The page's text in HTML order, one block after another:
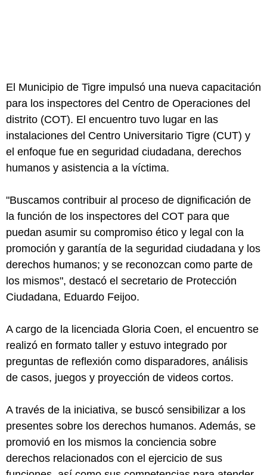
El Municipio de Tigre impulsó una nueva capacitación
para los inspectores del Centro de Operaciones del
distrito (COT). El encuentro tuvo lugar en las
instalaciones del Centro Universitario Tigre (CUT) y
el enfoque fue en seguridad ciudadana, derechos
humanos y asistencia a la víctima.
"Buscamos contribuir al proceso de dignificación de
la función de los inspectores del COT para que
puedan asumir su compromiso ético y legal con la
promoción y garantía de la seguridad ciudadana y los
derechos humanos; y se reconozcan como parte de
los mismos", destacó el secretario de Protección
Ciudadana, Eduardo Feijoo.
A cargo de la licenciada Gloria Coen, el encuentro se
realizó en formato taller y estuvo integrado por
preguntas de reflexión como disparadores, análisis
de casos, juegos y proyección de videos cortos.
A través de la iniciativa, se buscó sensibilizar a los
presentes sobre los derechos humanos. Además, se
promovió en los mismos la conciencia sobre
derechos relacionados con el ejercicio de sus